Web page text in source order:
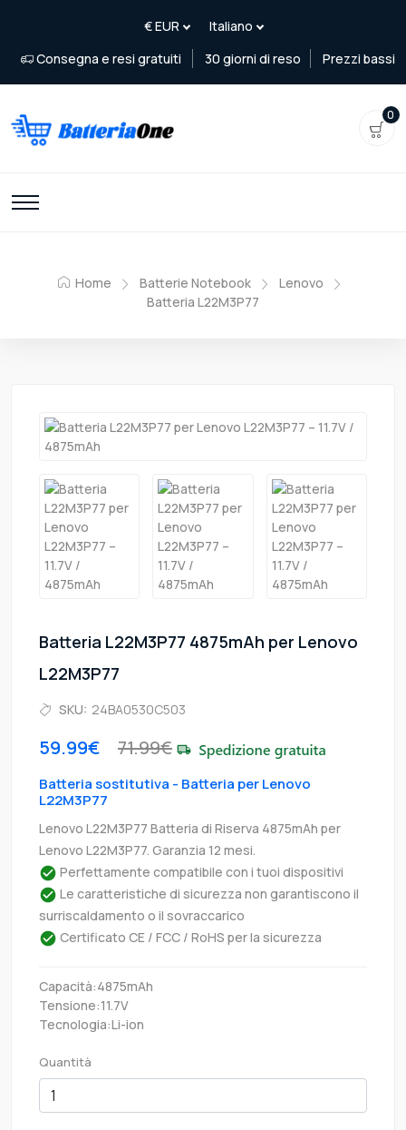
Consegna e resi gratuiti 30 giorni di reso Prezzi bassi
0
Home Batterie Notebook
Lenovo
Batteria L22M3P77
Batteria L22M3P77 4875mAh per Lenovo
L22M3P77
SKU: 24BA0530C503
59.99€ 71.99€
Batteria sostitutiva - Batteria per Lenovo
L22M3P77
Lenovo L22M3P77 Batteria di Riserva 4875mAh per
Lenovo L22M3P77. Garanzia 12 mesi.
Perfettamente compatibile con i tuoi dispositivi
Le caratteristiche di sicurezza non garantiscono il
surriscaldamento o il sovraccarico
Certificato CE / FCC / RoHS per la sicurezza
Capacità:4875mAh
Tensione:11.7V
Tecnologia:Li-ion
Quantità